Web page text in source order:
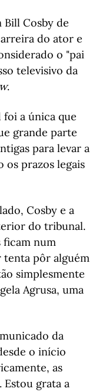
Bill Cosby de
do ator e
o "pai
televisivo da
.
foi a única que
grande parte
para levar a
prazos legais
Cosby e a
do tribunal.
ficam num
tenta pôr alguém
simplesmente
Agrusa, uma
da
o início
as
Estou grata a